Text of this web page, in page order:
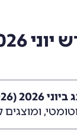
2026)
(06/2026)